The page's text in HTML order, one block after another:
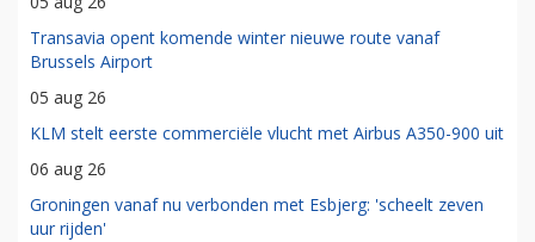
Transavia opent komende winter nieuwe route vanaf
Brussels Airport
05 aug 26
KLM stelt eerste commerciële vlucht met Airbus A350-900 uit
06 aug 26
Groningen vanaf nu verbonden met Esbjerg: 'scheelt zeven
uur rijden'